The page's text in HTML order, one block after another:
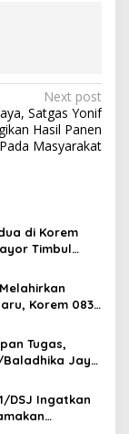
Next post
Satgas Yonif
Hasil Panen
Pada Masyarakat
di Korem
Timbul
Korem 083
Tugas,
Baladhika Jaya
DSJ Ingatkan